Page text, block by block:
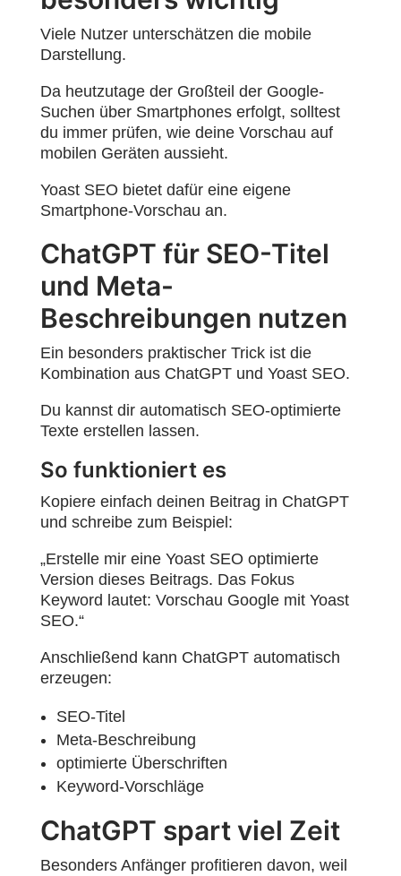
Viele Nutzer unterschätzen die mobile
Darstellung.
Da heutzutage der Großteil der Google-
Suchen über Smartphones erfolgt, solltest
du immer prüfen, wie deine Vorschau auf
mobilen Geräten aussieht.
Yoast SEO bietet dafür eine eigene
Smartphone-Vorschau an.
ChatGPT für SEO-Titel
und Meta-
Beschreibungen nutzen
Ein besonders praktischer Trick ist die
Kombination aus ChatGPT und Yoast SEO.
Du kannst dir automatisch SEO-optimierte
Texte erstellen lassen.
So funktioniert es
Kopiere einfach deinen Beitrag in ChatGPT
und schreibe zum Beispiel:
„Erstelle mir eine Yoast SEO optimierte
Version dieses Beitrags. Das Fokus
Keyword lautet: Vorschau Google mit Yoast
SEO.“
Anschließend kann ChatGPT automatisch
erzeugen:
SEO-Titel
Meta-Beschreibung
optimierte Überschriften
Keyword-Vorschläge
ChatGPT spart viel Zeit
Besonders Anfänger profitieren davon, weil